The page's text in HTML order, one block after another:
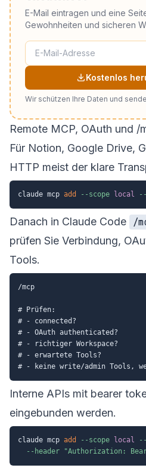
E-Mail eintragen und eine
Gewohnheiten und sicheren
Kostenlos
Wir schützen Ihre Daten und
Remote MCP, OAuth und /
Für Notion, Google Drive,
HTTP meist der klare
claude mcp add --scope local
Danach in Claude Code /
prüfen Sie Verbindung,
Tools.
/mcp
# Prüfen:
# - connected?
# - OAuth authenticated?
# - richtiger Workspace?
# - erwartete Tools?
Interne APIs mit bearer
eingebunden werden.
claude mcp add --scope local
--header
"Authorization: